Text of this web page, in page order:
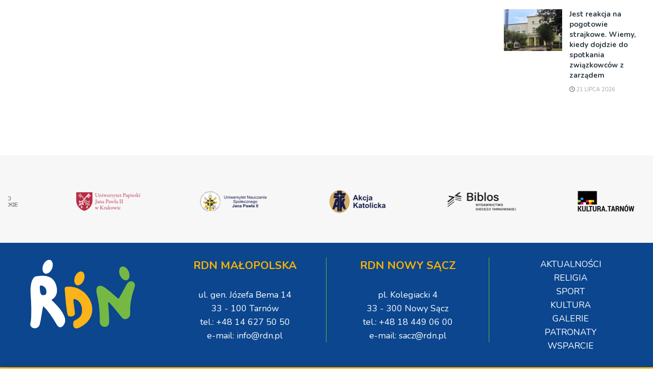
Jest reakcja na
pogotowie
strajkowe. Wiemy,
kiedy dojdzie do
spotkania
związkowców z
zarządem
21 LIPCA 2026
RDN MAŁOPOLSKA
ul. gen. Józefa Bema 14
33 - 100 Tarnów
tel.: +48 14 627 50 50
e-mail: info@rdn.pl
RDN NOWY SĄCZ
pl. Kolegiacki 4
33 - 300 Nowy Sącz
tel.: +48 18 449 06 00
e-mail: sacz@rdn.pl
AKTUALNOŚCI
RELIGIA
SPORT
KULTURA
GALERIE
PATRONATY
WSPARCIE